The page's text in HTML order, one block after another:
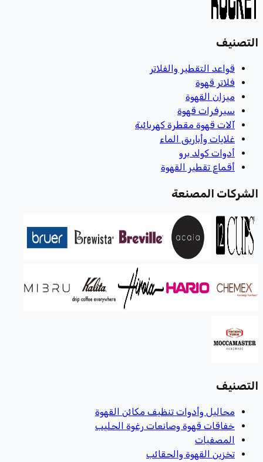
التصنيف
قواعد التقطير والفلاتر
فلاتر قهوة
ميزان القهوة
سيرفرات قهوة
آلات قهوة مقطرة كهربائية
غلايات وأباريق الماء
أدوات كولد برو
أقماع تقطير القهوة
الشركات المصنعة
التصنيف
محاليل وأدوات تنظيف مكائن القهوة
خفاقات قهوة وصانعات رغوة الحليب
المصفيات
تخزين القهوة والحقائب